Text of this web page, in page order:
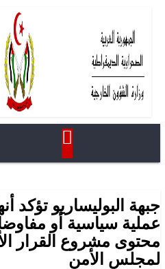
جبهة البوليساريو تؤكد
عملية سياسية أو
محتوى مشروع القرار
لمجلس الأمن